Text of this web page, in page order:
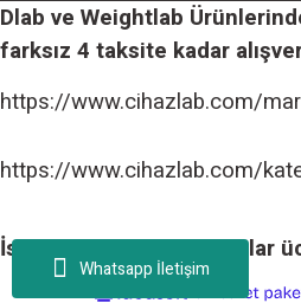
Whatsapp İletişim
Dlab ve Weightlab
farksız 4 taksite kadar
https://www.cihazlab.com/
https://www.cihazlab.com/
İstanbul içi tüm teslimatlar